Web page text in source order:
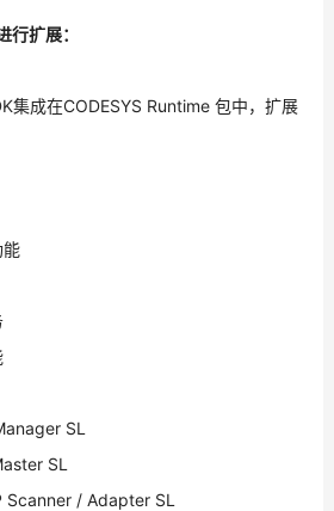
扩展：
集成在CODESYS Runtime 包中，扩展
能
SL
SL
Scanner / Adapter SL